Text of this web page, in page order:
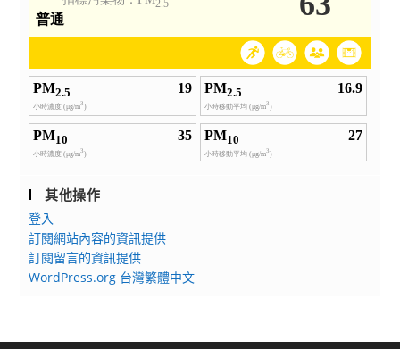
其他操作
登入
訂閱網站內容的資訊提供
訂閱留言的資訊提供
WordPress.org 台灣繁體中文